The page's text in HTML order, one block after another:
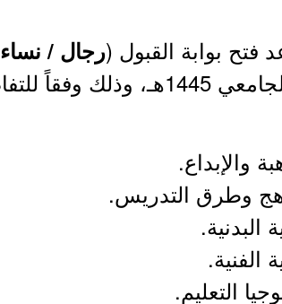
فتح بوابة القبول (رجال / نساء
الموضحة أدناه.